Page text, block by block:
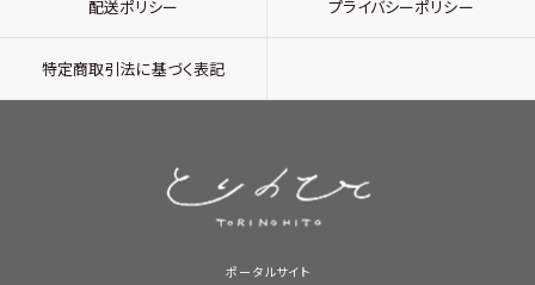
配送ポリシー プライバシーポリシー
特定商取引法に基づく表記
ポータルサイト